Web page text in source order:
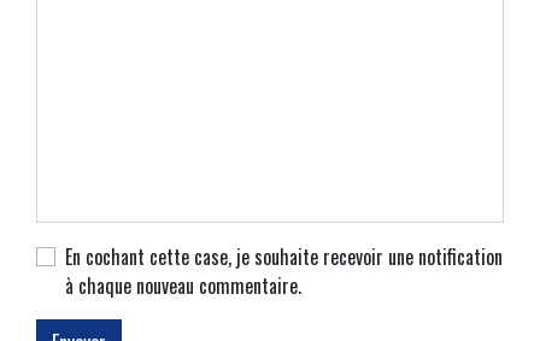
En cochant cette case, je souhaite recevoir une notification
à chaque nouveau commentaire.